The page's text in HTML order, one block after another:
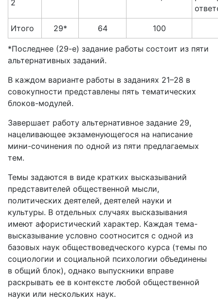
2
Итого 29* 64 100
*Последнее (29-е) задание работы состоит из пяти
альтернативных заданий.
В каждом варианте работы в заданиях 21–28 в
совокупности представлены пять тематических
блоков-модулей.
Завершает работу альтернативное задание 29,
нацеливающее экзаменующегося на написание
мини-сочинения по одной из пяти предлагаемых
тем.
Темы задаются в виде кратких высказываний
представителей общественной мысли,
политических деятелей, деятелей науки и
культуры. В отдельных случаях высказывания
имеют афористический характер. Каждая тема-
высказывание условно соотносится с одной из
базовых наук обществоведческого курса (темы по
социологии и социальной психологии объединены
в общий блок), однако выпускники вправе
раскрывать ее в контексте любой общественной
науки или нескольких наук.